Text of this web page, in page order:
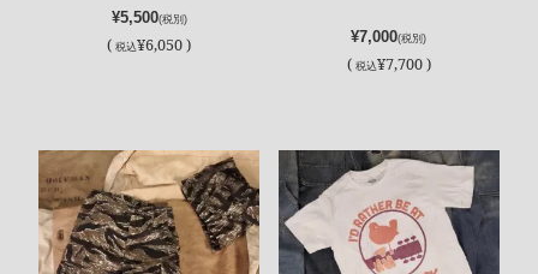
¥5,500(税別)
(税込¥6,050 ) ¥7,000(税別)
( 税込¥7,700 )